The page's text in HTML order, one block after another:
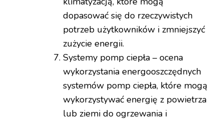
dopasować się do rzeczywistych
potrzeb użytkowników i zmniejszyć
zużycie energii.
Systemy pomp ciepła – ocena
wykorzystania energooszczędnych
systemów pomp ciepła, które mogą
wykorzystywać energię z powietrza
lub ziemi do ogrzewania i